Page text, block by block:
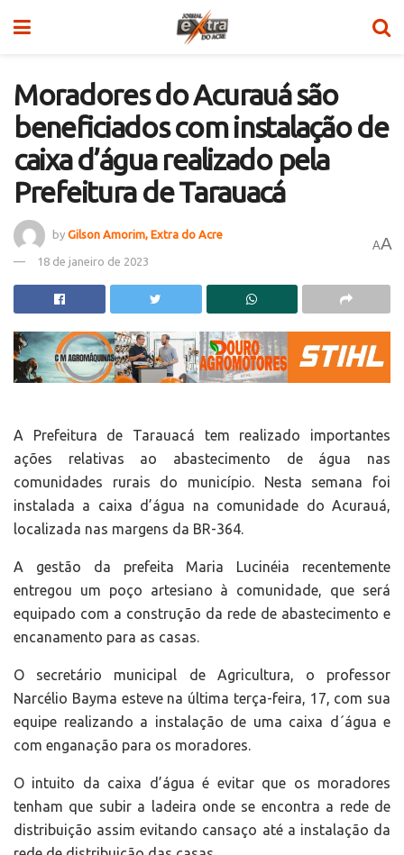
Moradores do Acurauá são
beneficiados com instalação de
caixa d’água realizado pela
Prefeitura de Tarauacá
by Gilson Amorim, Extra do Acre
18 de janeiro de 2023
AA
A Prefeitura de Tarauacá tem realizado importantes
ações relativas ao abastecimento de água nas
comunidades rurais do município. Nesta semana foi
instalada a caixa d’água na comunidade do Acurauá,
localizada nas margens da BR-364.
A gestão da prefeita Maria Lucinéia recentemente
entregou um poço artesiano à comunidade, que será
equipado com a construção da rede de abastecimento e
encanamento para as casas.
O secretário municipal de Agricultura, o professor
Narcélio Bayma esteve na última terça-feira, 17, com sua
equipe realizando a instalação de uma caixa d´água e
com enganação para os moradores.
O intuito da caixa d’água é evitar que os moradores
tenham que subir a ladeira onde se encontra a rede de
distribuição assim evitando cansaço até a instalação da